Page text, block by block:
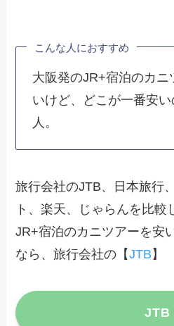
こんな人におすすめ
大阪発のJR+宿泊のカニ
いけど、どこが一番安
人。
旅行会社のJTB、日本旅行
ト、楽天、じゃらんを比較
JR+宿泊のカニツアーを安
なら、旅行会社の【JTB 】
JTB